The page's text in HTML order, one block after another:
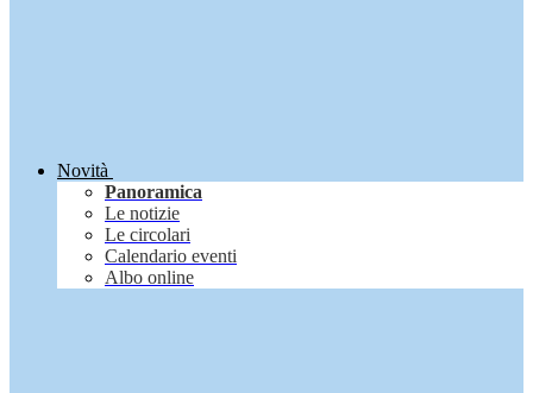
Novità
Panoramica
Le notizie
Le circolari
Calendario eventi
Albo online